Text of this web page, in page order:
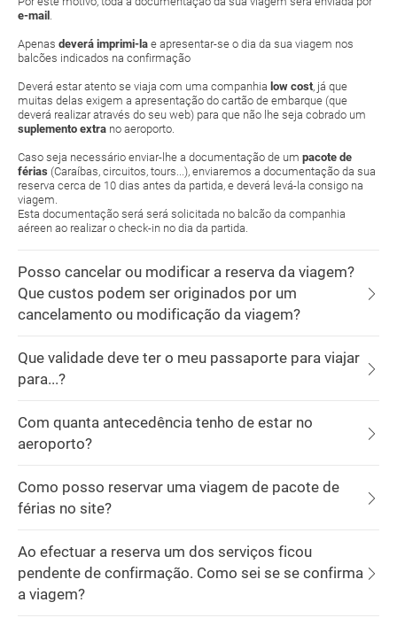
e-mail .
Apenas deverá imprimi-la e apresentar-se o dia da sua viagem nos
balcões indicados na confirmação
Deverá estar atento se viaja com uma companhia low cost, já que
muitas delas exigem a apresentação do cartão de embarque (que
deverá realizar através do seu web) para que não lhe seja cobrado um
suplemento extra no aeroporto.
Caso seja necessário enviar-lhe a documentação de um pacote de
férias (Caraíbas, circuitos, tours...), enviaremos a documentação da sua
reserva cerca de 10 dias antes da partida, e deverá levá-la consigo na
viagem.
Esta documentação será será solicitada no balcão da companhia
aéreen ao realizar o check-in no dia da partida.
Posso cancelar ou modificar a reserva da viagem?
Que custos podem ser originados por um
cancelamento ou modificação da viagem?
Que validade deve ter o meu passaporte para viajar
para...?
Com quanta antecedência tenho de estar no
aeroporto?
Como posso reservar uma viagem de pacote de
férias no site?
Ao efectuar a reserva um dos serviços ficou
pendente de confirmação. Como sei se se confirma
a viagem?